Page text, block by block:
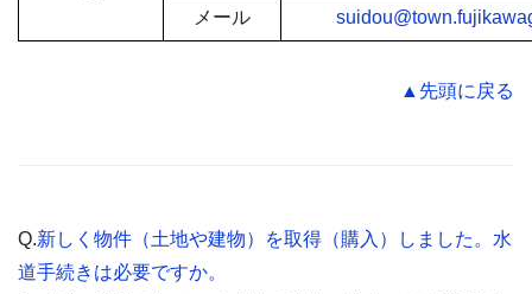
メール
▲先頭に戻る
Q.新しく物件（土地や建物）を取得（購入）しました。水
道手続きは必要ですか。